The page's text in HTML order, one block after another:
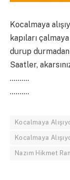
Kocalmaya
kapıları
durup durmadan
Saatler,
……….
……….
Kocalmaya
Kocalmaya
Nazım Hikmet